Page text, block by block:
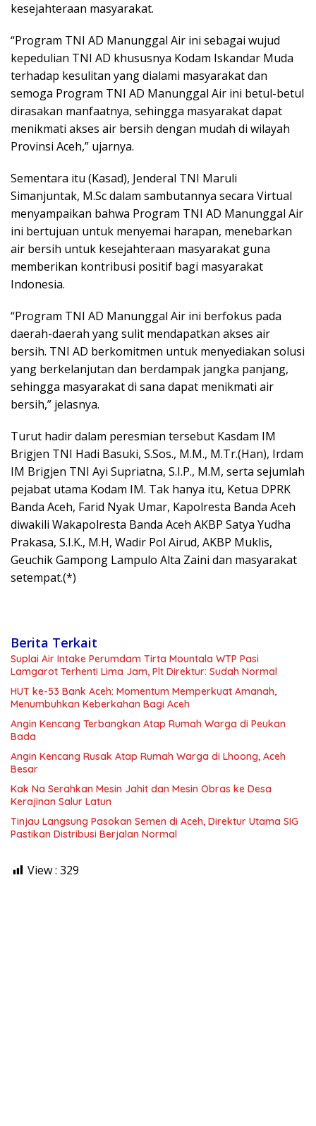
kesejahteraan masyarakat.
“Program TNI AD Manunggal Air ini sebagai wujud
kepedulian TNI AD khususnya Kodam Iskandar Muda
terhadap kesulitan yang dialami masyarakat dan
semoga Program TNI AD Manunggal Air ini betul-betul
dirasakan manfaatnya, sehingga masyarakat dapat
menikmati akses air bersih dengan mudah di wilayah
Provinsi Aceh,” ujarnya.
Sementara itu (Kasad), Jenderal TNI Maruli
Simanjuntak, M.Sc dalam sambutannya secara Virtual
menyampaikan bahwa Program TNI AD Manunggal Air
ini bertujuan untuk menyemai harapan, menebarkan
air bersih untuk kesejahteraan masyarakat guna
memberikan kontribusi positif bagi masyarakat
Indonesia.
“Program TNI AD Manunggal Air ini berfokus pada
daerah-daerah yang sulit mendapatkan akses air
bersih. TNI AD berkomitmen untuk menyediakan solusi
yang berkelanjutan dan berdampak jangka panjang,
sehingga masyarakat di sana dapat menikmati air
bersih,” jelasnya.
Turut hadir dalam peresmian tersebut Kasdam IM
Brigjen TNI Hadi Basuki, S.Sos., M.M., M.Tr.(Han), Irdam
IM Brigjen TNI Ayi Supriatna, S.I.P., M.M, serta sejumlah
pejabat utama Kodam IM. Tak hanya itu, Ketua DPRK
Banda Aceh, Farid Nyak Umar, Kapolresta Banda Aceh
diwakili Wakapolresta Banda Aceh AKBP Satya Yudha
Prakasa, S.I.K., M.H, Wadir Pol Airud, AKBP Muklis,
Geuchik Gampong Lampulo Alta Zaini dan masyarakat
setempat.(*)
Berita Terkait
Suplai Air Intake Perumdam Tirta Mountala WTP Pasi
Lamgarot Terhenti Lima Jam, Plt Direktur: Sudah Normal
HUT ke-53 Bank Aceh: Momentum Memperkuat Amanah,
Menumbuhkan Keberkahan Bagi Aceh
Angin Kencang Terbangkan Atap Rumah Warga di Peukan
Bada
Angin Kencang Rusak Atap Rumah Warga di Lhoong, Aceh
Besar
Kak Na Serahkan Mesin Jahit dan Mesin Obras ke Desa
Kerajinan Salur Latun
Tinjau Langsung Pasokan Semen di Aceh, Direktur Utama SIG
Pastikan Distribusi Berjalan Normal
View : 329